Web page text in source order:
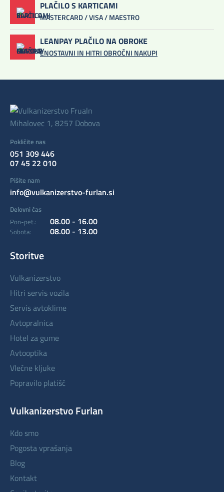
PLAČILO S KARTICAMI
MASTERCARD / VISA / MAESTRO
LEANPAY PLAČILO NA OBROKE
ENOSTAVNI IN HITRI OBROČNI NAKUPI
Mihalovec 1, 8257 Dobova
Pokličite nas
051 309 446
07 45 22 010
Pišite nam
info@vulkanizerstvo-furlan.si
Delovni čas
Pon-pet.:
08.00 - 16.00
Sobota: 08.00 - 13.00
Storitve
vulkanizerstvo
hitri servis vozila
servis avtoklime
avtopralnica
hotel za gume
avtooptika
vlečne kljuke
popravilo platišč
Vulkanizerstvo Furlan
kdo smo
pogosta vprašanja
blog
kontakt